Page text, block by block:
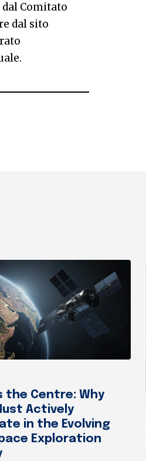
Comitato
dal sito
the Centre: Why
Actively
in the Evolving
Exploration